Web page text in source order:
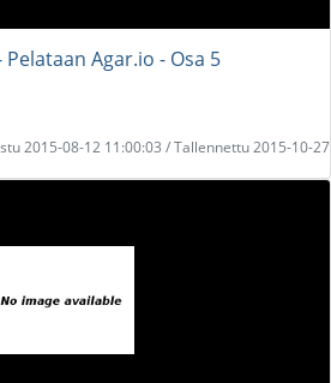
Agar.io - Osa 5
2015-08-12 11:00:03 / Tallennettu 2015-10-27